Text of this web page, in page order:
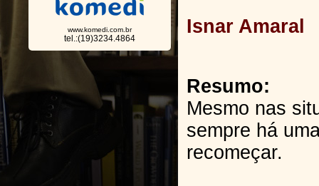
www.komedi.com.br
tel.:(19)3234.4864
Isnar Amaral
Resumo:
Mesmo nas
sempre há
recomeçar.